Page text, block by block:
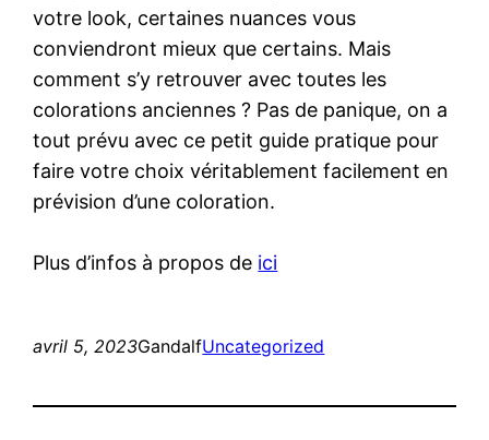
votre look, certaines nuances vous
conviendront mieux que certains. Mais
comment s’y retrouver avec toutes les
colorations anciennes ? Pas de panique, on a
tout prévu avec ce petit guide pratique pour
faire votre choix véritablement facilement en
prévision d’une coloration.
Plus d’infos à propos de ici
avril 5, 2023GandalfUncategorized